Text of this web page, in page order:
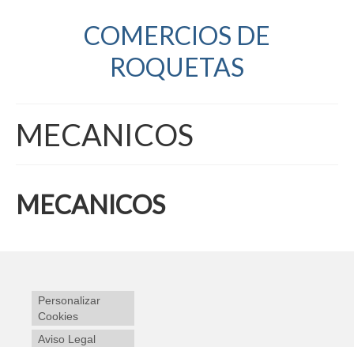
COMERCIOS DE
ROQUETAS
MECANICOS
MECANICOS
Personalizar
Cookies
Aviso Legal